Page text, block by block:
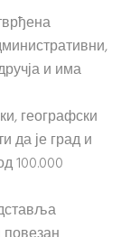
и има
географски
да је град и
100.000